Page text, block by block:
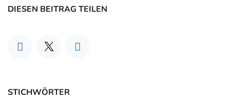
DIESEN BEITRAG TEILEN
STICHWÖRTER